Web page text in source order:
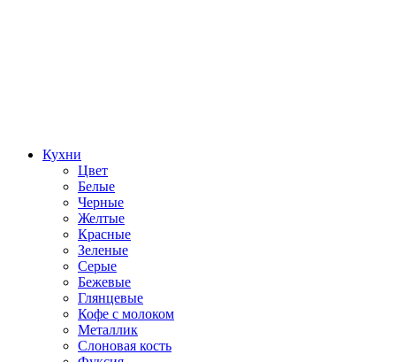
Кухни
Цвет
Белые
Черные
Желтые
Красные
Зеленые
Серые
Бежевые
Глянцевые
Кофе с молоком
Металлик
Слоновая кость